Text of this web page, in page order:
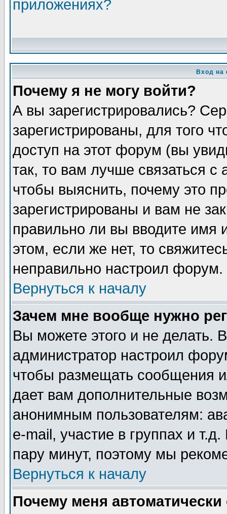
приложениях?
Вход на
Почему я не могу войти?
А вы зарегистрировались?
зарегистрированы, для того
доступ на этот форум (вы
так, то вам лучше связаться
чтобы выяснить, почему это
зарегистрированы и вам не
правильно ли вы вводите
этом, если же нет, то
неправильно настроил форум.
Вернуться к началу
Зачем мне вообще нужно
Вы можете этого и не делать.
администратор настроил
чтобы размещать сообщения
дает вам дополнительные
анонимным пользователям:
e-mail, участие в группах и
пару минут, поэтому мы
Вернуться к началу
Почему меня автоматически